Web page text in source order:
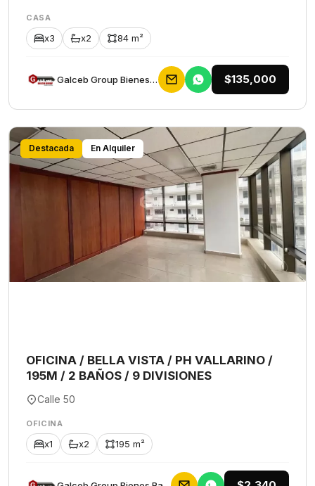
CASA
x3 x2 84 m²
Galceb Group Bienes Raices $135,000
Destacada En Alquiler
OFICINA / BELLA VISTA / PH VALLARINO /
195M / 2 BAÑOS / 9 DIVISIONES
Calle 50
OFICINA
x1 x2 195 m²